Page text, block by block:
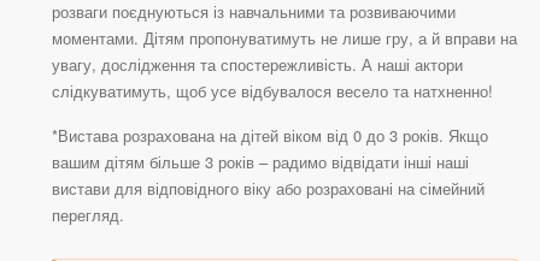
розваги поєднуються із навчальними та розвиваючими
моментами. Дітям пропонуватимуть не лише гру, а й вправи на
увагу, дослідження та спостережливість. А наші актори
слідкуватимуть, щоб усе відбувалося весело та натхненно!
*Вистава розрахована на дітей віком від 0 до 3 років. Якщо
вашим дітям більше 3 років – радимо відвідати інші наші
вистави для відповідного віку або розраховані на сімейний
перегляд.